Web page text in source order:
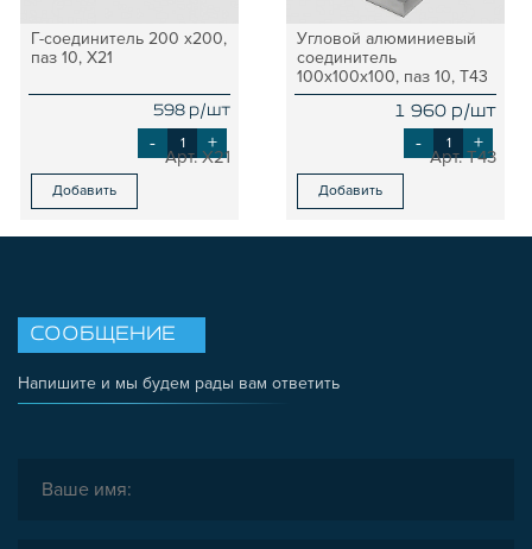
Г-соединитель 200 х200,
паз 10, X21
598 р/шт
- +
X21
Добавить
Угловой алюминиевый
соединитель
100х100х100, паз 10, T43
1 960 р/шт
- +
T43
Добавить
СООБЩЕНИЕ
Напишите и мы будем рады вам ответить